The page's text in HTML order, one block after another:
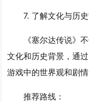
7. 了解文化与历
《塞尔达传说》
文化和历史背景，通
游戏中的世界观和剧情
推荐路线：